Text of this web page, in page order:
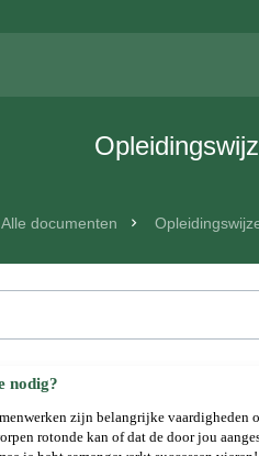
Alle documenten